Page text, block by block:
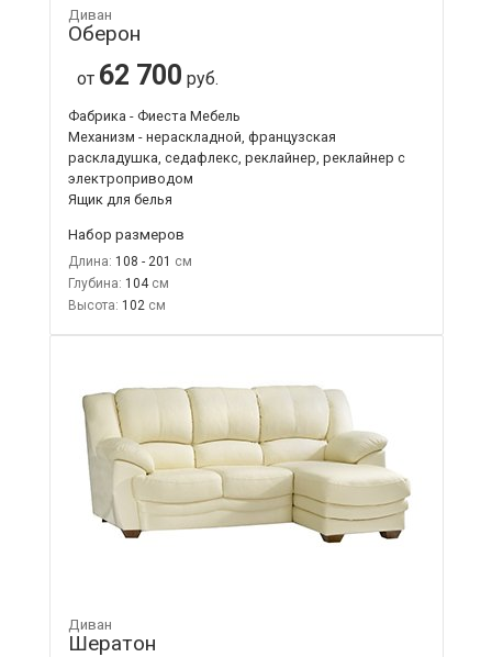
Диван
Оберон
от 62 700 руб.
Фабрика - Фиеста Мебель
Механизм - нераскладной, французская
раскладушка, седафлекс, реклайнер, реклайнер с
электроприводом
Ящик для белья
Набор размеров
Длина: 108 - 201
Глубина: 104
Высота: 102
Диван
Шератон